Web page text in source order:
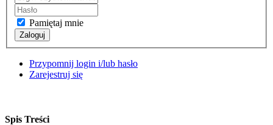
Pamiętaj mnie
Zaloguj
Przypomnij login i/lub hasło
Zarejestruj się
Spis Treści